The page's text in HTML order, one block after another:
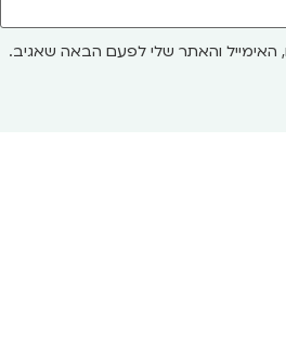
והאתר שלי לפעם הבאה שאגיב.